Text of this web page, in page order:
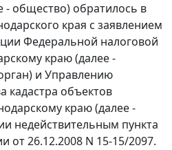
общество) обратилось в
края с заявлением
Федеральной налоговой
краю (далее -
и Управлению
кадастра объектов
краю (далее -
недействительным пункта
от 26.12.2008 N 15-15/2097.